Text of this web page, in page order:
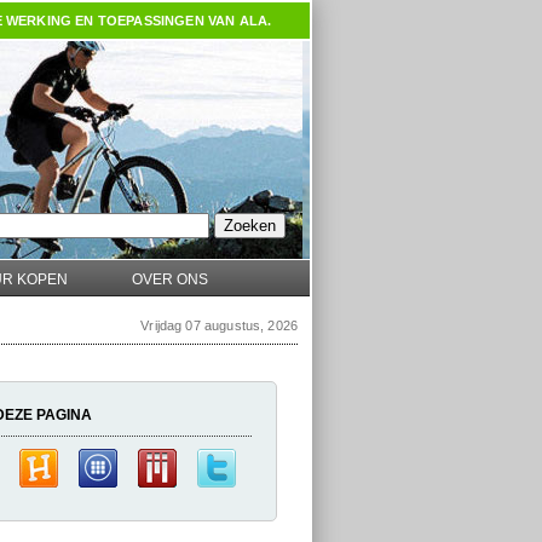
EN TOEPASSINGEN VAN ALA.
KOPEN OVER ONS
Vrijdag 07 augustus, 2026
PAGINA